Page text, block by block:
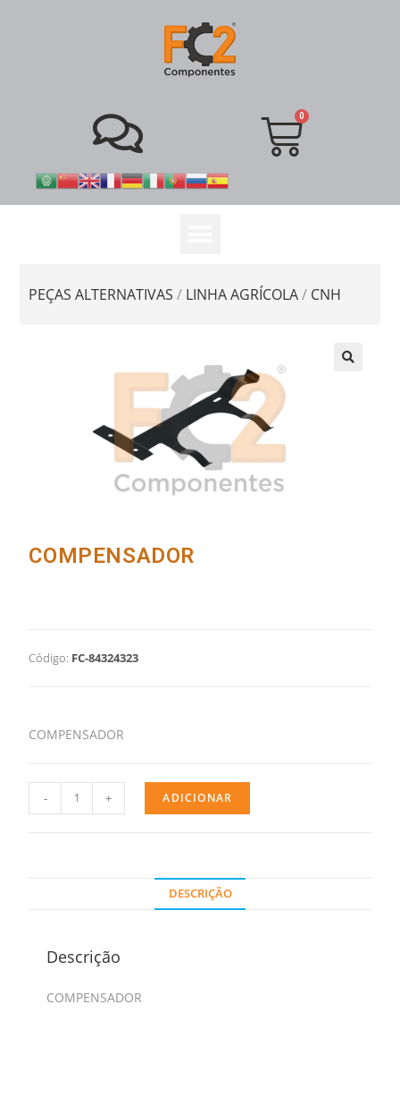
PEÇAS ALTERNATIVAS / LINHA AGRÍCOLA/ CNH
COMPENSADOR
Código: FC-84324323
COMPENSADOR
- + ADICIONAR
DESCRIÇÃO
Descrição
COMPENSADOR